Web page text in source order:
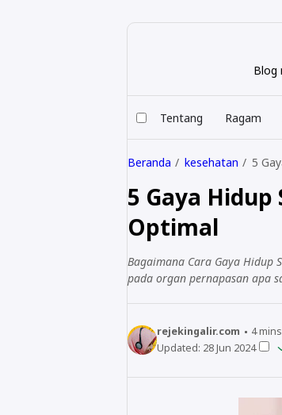
Blog
Tentang Ragam
Beranda kesehatan 5
5 Gaya
Optimal
Bagaimana Cara Gaya Hidup
pada organ pernapasan apa
rejekingalir.com 4
Updated: 28 Jun 2024